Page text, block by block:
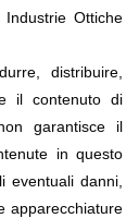
Ottiche
distribuire,
il contenuto di
garantisce il
in questo
eventuali danni,
apparecchiature